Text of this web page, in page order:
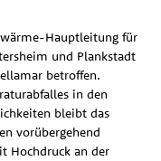
Hauptleitung für
und Plankstadt
betroffen.
in den
bleibt das
vorübergehend
Hochdruck an der